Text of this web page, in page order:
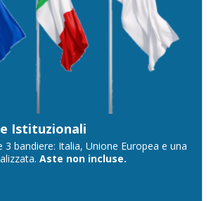
Istituzionali
3 bandiere: Italia, Unione Europea e una
Aste non incluse.